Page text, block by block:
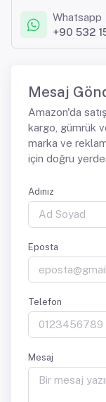
Whatsapp
+90 532
Mesaj
Amazon'da
kargo, gümrük
marka ve
için doğru
Adınız
Eposta
Telefon
Mesaj